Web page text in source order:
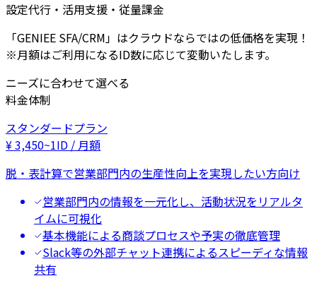
設定代行・活用支援・従量課金
「GENIEE SFA/CRM」はクラウドならではの低価格を実現！
※月額はご利用になるID数に応じて変動いたします。
ニーズに合わせて選べる
料金体制
スタンダードプラン
¥3,450~1ID / 月額
脱・表計算で営業部門内の生産性向上を実現したい方向け
営業部門内の情報を一元化し、活動状況をリアルタ
イムに可視化
基本機能による商談プロセスや予実の徹底管理
Slack等の外部チャット連携によるスピーディな情報
共有